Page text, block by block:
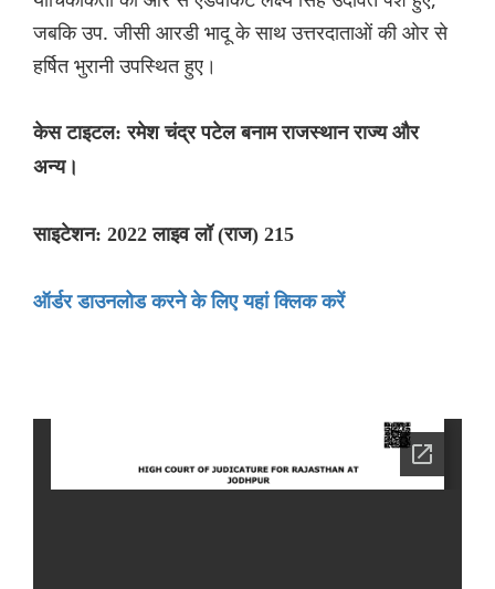
जबकि उप. जीसी आरडी भादू के साथ उत्तरदाताओं की ओर से
हर्षित भुरानी उपस्थित हुए।
केस टाइटल: रमेश चंद्र पटेल बनाम राजस्थान राज्य और
अन्य।
साइटेशन: 2022 लाइव लॉ (राज) 215
ऑर्डर डाउनलोड करने के लिए यहां क्लिक करें